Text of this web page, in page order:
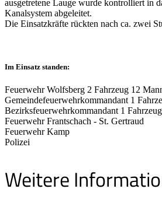
ausgetretene Lauge wurde kontrolliert in
Kanalsystem abgeleitet.
Die Einsatzkräfte rückten nach ca. zwei
Im Einsatz standen:
Feuerwehr Wolfsberg 2 Fahrzeug 12
Gemeindefeuerwehrkommandant 1
Bezirksfeuerwehrkommandant 1
Feuerwehr Frantschach - St. Gertraud
Feuerwehr Kamp
Polizei
Weitere